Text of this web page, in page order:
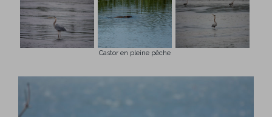
Castor en pleine pêche